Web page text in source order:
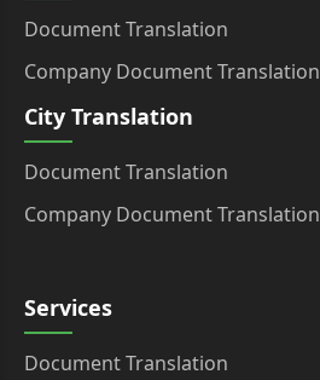
Document Translation
Company Document Translation
City Translation
Document Translation
Company Document Translation
Services
Document Translation